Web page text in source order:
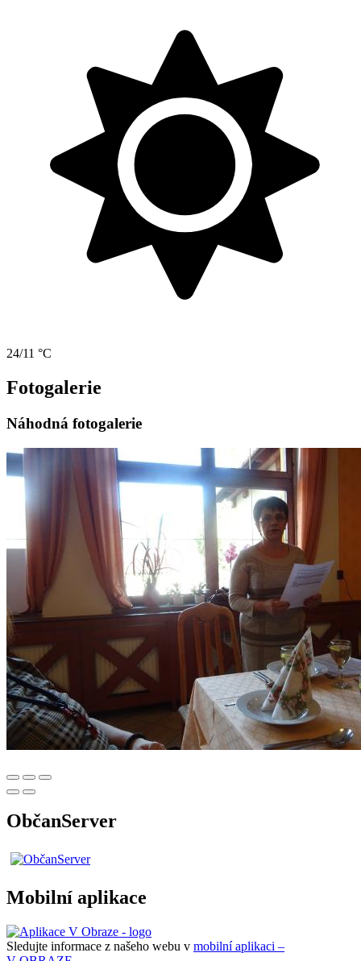
24/11 °C
Fotogalerie
Náhodná fotogalerie
ObčanServer
Mobilní aplikace
Sledujte informace z našeho webu v mobilní aplikaci –